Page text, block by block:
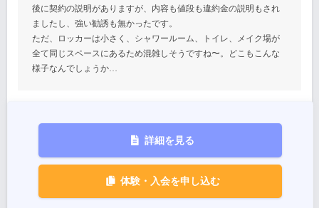
後に契約の説明がありますが、内容も値段も違約金の説明もされ
ましたし、強い勧誘も無かったです。
ただ、ロッカーは小さく、シャワールーム、トイレ、メイク場が
全て同じスペースにあるため混雑しそうですね〜。どこもこんな
様子なんでしょうか…
詳細を見る
体験・入会を申し込む